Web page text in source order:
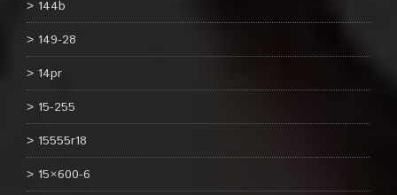
144b
149-28
14pr
15-255
15555r18
15×600-6